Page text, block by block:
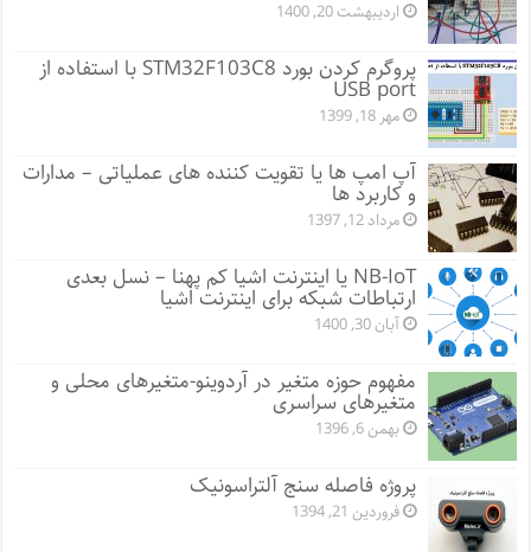
اردیبهشت 20, 1400
پروگرم کردن بورد STM32F103C8 با استفاده از
USB port
مهر 18, 1399
آپ امپ ها یا تقویت کننده های عملیاتی – مدارات
و کاربرد ها
مرداد 12, 1397
NB-IoT یا اینترنت اشیا کم پهنا – نسل بعدی
ارتباطات شبکه برای اینترنت اشیا
آبان 30, 1400
مفهوم حوزه متغیر در آردوینو-متغیرهای محلی و
متغیرهای سراسری
بهمن 6, 1396
پروژه فاصله سنج آلتراسونیک
فروردین 21, 1394